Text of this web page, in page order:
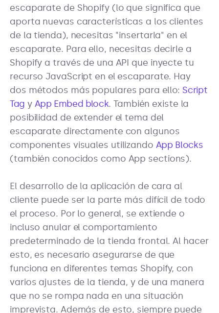
escaparate de Shopify (lo que significa que
aporta nuevas características a los clientes
de la tienda), necesitas "insertarla" en el
escaparate. Para ello, necesitas decirle a
Shopify a través de una API que inyecte tu
recurso JavaScript en el escaparate. Hay
dos métodos más populares para ello: Script
Tag y App Embed block. También existe la
posibilidad de extender el tema del
escaparate directamente con algunos
componentes visuales utilizando App Blocks
(también conocidos como App sections).
El desarrollo de la aplicación de cara al
cliente puede ser la parte más difícil de todo
el proceso. Por lo general, se extiende o
incluso anular el comportamiento
predeterminado de la tienda frontal. Al hacer
esto, es necesario asegurarse de que
funciona en diferentes temas Shopify, con
varios ajustes de la tienda, y de una manera
que no se rompa nada en una situación
imprevista. Además de esto, siempre puede